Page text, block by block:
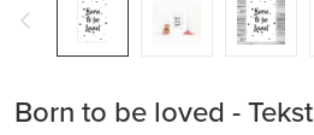
Born to be loved -